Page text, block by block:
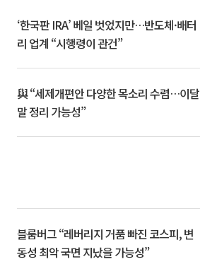
‘한국판 IRA’ 베일 벗었지만…반도체·배터
리 업계 “시행령이 관건”
與 “세제개편안 다양한 목소리 수렴…이달
말 정리 가능성”
블룸버그 “레버리지 거품 빠진 코스피, 변
동성 최악 국면 지났을 가능성”